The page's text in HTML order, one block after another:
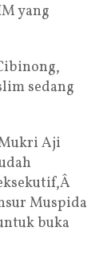
yang
sedang
Aji
Muspida
buka